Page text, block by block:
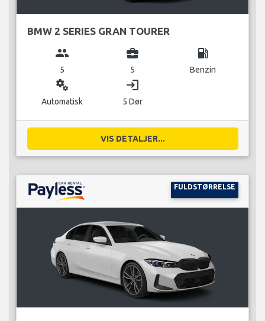
BMW 2 SERIES GRAN TOURER
group
5
business_center
5
local_gas_station
Benzin
miscellaneous_services
Automatisk
login
5 Dør
VIS DETALJER...
FULDSTØRRELSE